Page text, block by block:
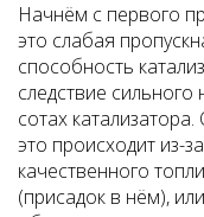
Начнём с первого
это слабая
способность
следствие сильного
сотах
это происходит из-
качественного
(присадок в нём),